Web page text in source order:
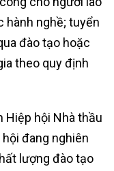
hành nghề; tuyển
đào tạo hoặc
theo quy định
Hiệp hội Nhà thầu
đang nghiên
lượng đào tạo